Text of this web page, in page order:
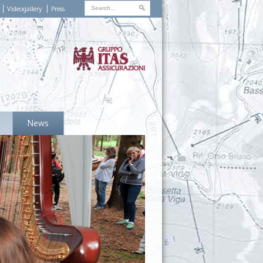
Videogallery Press
News